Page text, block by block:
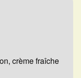
crème fraîche